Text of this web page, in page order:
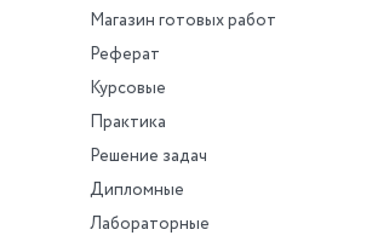
Магазин готовых работ
Реферат
Курсовые
Практика
Решение задач
Дипломные
Лабораторные